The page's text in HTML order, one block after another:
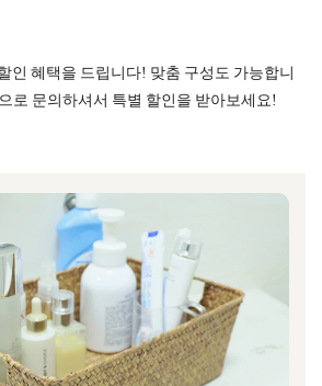
인 혜택을 드립니다! 맞춤 구성도 가능합니
로 문의하셔서 특별 할인을 받아보세요!